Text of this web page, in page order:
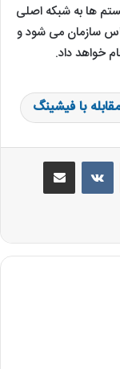
ها به شبکه اصلی
سازمان می شود و
خواهد داد.
مقابله با فیشینگ
‫رددیت ‫VKontakteاشتراک گذاری از طریق ایمیل